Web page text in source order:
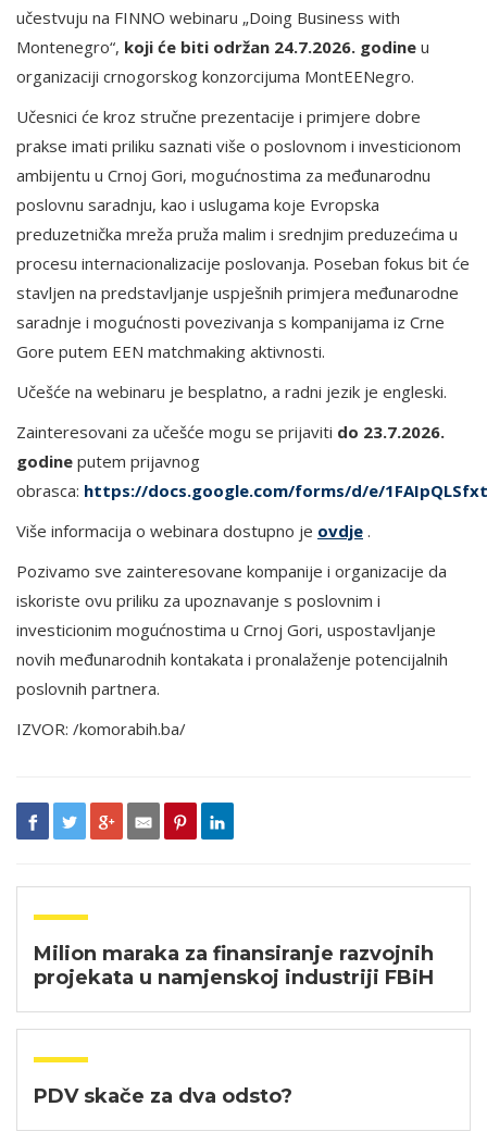
učestvuju na FINNO webinaru „Doing Business with
Montenegro“, koji će biti održan 24.7.2026. godine u
organizaciji crnogorskog konzorcijuma MontEENegro.
Učesnici će kroz stručne prezentacije i primjere dobre
prakse imati priliku saznati više o poslovnom i investicionom
ambijentu u Crnoj Gori, mogućnostima za međunarodnu
poslovnu saradnju, kao i uslugama koje Evropska
preduzetnička mreža pruža malim i srednjim preduzećima u
procesu internacionalizacije poslovanja. Poseban fokus bit će
stavljen na predstavljanje uspješnih primjera međunarodne
saradnje i mogućnosti povezivanja s kompanijama iz Crne
Gore putem EEN matchmaking aktivnosti.
Učešće na webinaru je besplatno, a radni jezik je engleski.
Zainteresovani za učešće mogu se prijaviti do 23.7.2026.
godine putem prijavnog
obrasca: https://docs.google.com/forms/d/e/
Više informacija o webinara dostupno je ovdje .
Pozivamo sve zainteresovane kompanije i organizacije da
iskoriste ovu priliku za upoznavanje s poslovnim i
investicionim mogućnostima u Crnoj Gori, uspostavljanje
novih međunarodnih kontakata i pronalaženje potencijalnih
poslovnih partnera.
IZVOR: /komorabih.ba/
Milion maraka za finansiranje razvojnih
projekata u namjenskoj industriji FBiH
PDV skače za dva odsto?